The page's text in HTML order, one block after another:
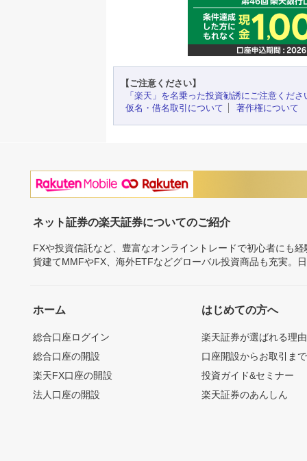
【ご注意ください】
「楽天」を名乗った投資勧誘にご注意くださ
仮名・借名取引について
著作権について
ネット証券の楽天証券についてのご紹介
FXや投資信託など、豊富なオンライントレードで初心者にも
貨建てMMFやFX、海外ETFなどグローバル投資商品も充実。
ホーム
総合口座ログイン
総合口座の開設
楽天FX口座の開設
法人口座の開設
はじめての方へ
楽天証券が選ばれる理由
口座開設からお取引ま
投資ガイド&セミナー
楽天証券のあんしん